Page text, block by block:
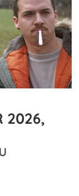
2026,